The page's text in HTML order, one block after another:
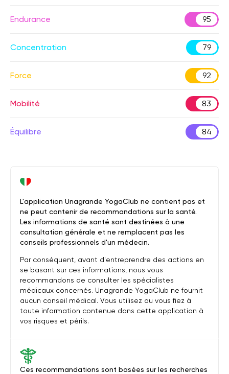
Endurance 95
Concentration 79
Force 92
Mobilité 83
Équilibre 84
Ces recommandations sont basées sur les recherches
L'application Unagrande YogaClub ne contient pas et
ne peut contenir de recommandations sur la santé.
Les informations de santé sont destinées à une
consultation générale et ne remplacent pas les
conseils professionnels d'un médecin.
Par conséquent, avant d'entreprendre des actions en
se basant sur ces informations, nous vous
recommandons de consulter les spécialistes
médicaux concernés. Unagrande YogaClub ne fournit
aucun conseil médical. Vous utilisez ou vous fiez à
toute information contenue dans cette application à
vos risques et périls.